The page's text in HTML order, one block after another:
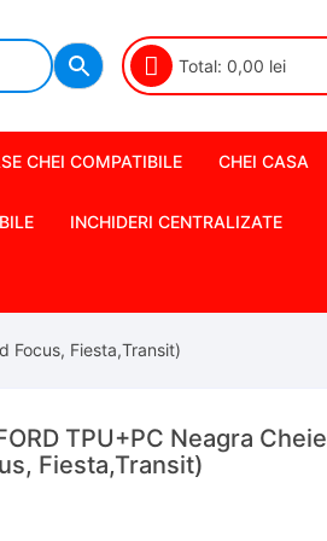
Total: 0,00 lei
CHEI COMPATIBILE CHEI CASA
INCHIDERI CENTRALIZATE
Focus, Fiesta,Transit)
TPU+PC Neagra Cheie
Fiesta,Transit)